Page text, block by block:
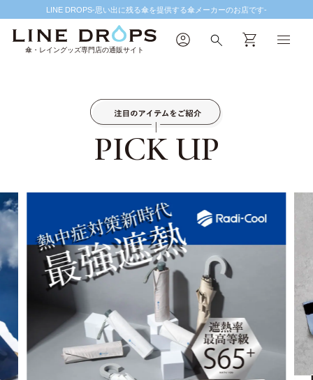
LINE DROPS-思い出に残る傘を提供する傘メーカーのお店です-
傘・レイングッズ専門店の通販サイト
PICK UP